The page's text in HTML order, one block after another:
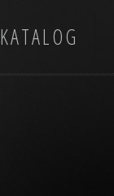
KATALOG